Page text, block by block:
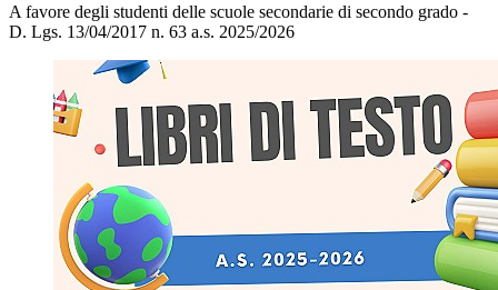
A favore degli studenti delle scuole secondarie di secondo grado -
D. Lgs. 13/04/2017 n. 63 a.s. 2025/2026